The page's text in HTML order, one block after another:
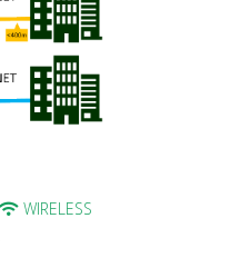
WIRELESS